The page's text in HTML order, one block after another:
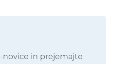
novice in prejemajte